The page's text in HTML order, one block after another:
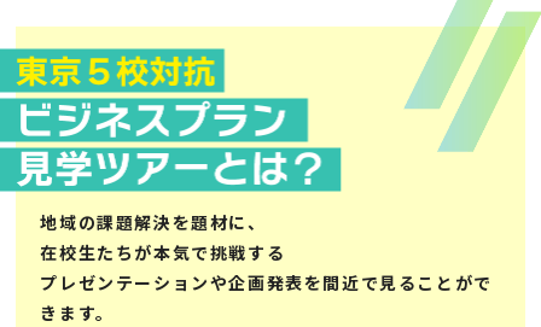
地域の課題解決を題材に、
在校生たちが本気で挑戦する
プレゼンテーションや企画発表を間近で見ることがで
きます。